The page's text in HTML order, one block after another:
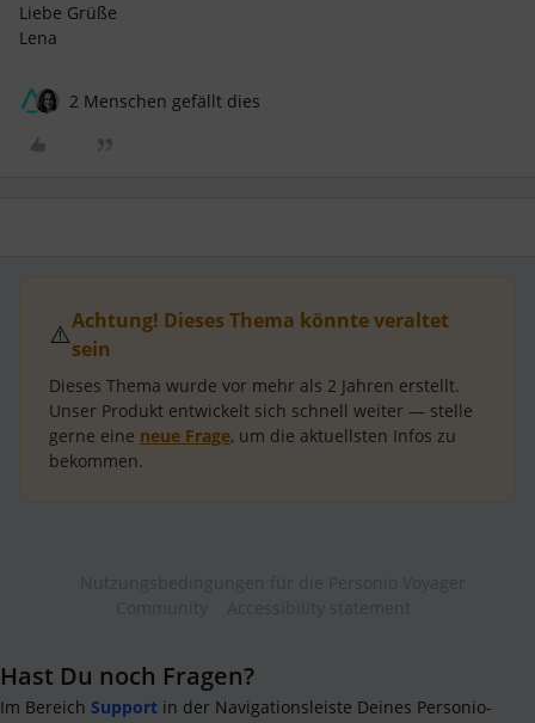
Liebe Grüße
Lena
2 Menschen gefällt dies
⚠️Achtung! Dieses Thema könnte veraltet
sein
Dieses Thema wurde vor mehr als 2 Jahren erstellt.
Unser Produkt entwickelt sich schnell weiter — stelle
gerne eine neue Frage, um die aktuellsten Infos zu
bekommen.
Hast Du noch Fragen?
Im Bereich Support in der Navigationsleiste Deines Personio-